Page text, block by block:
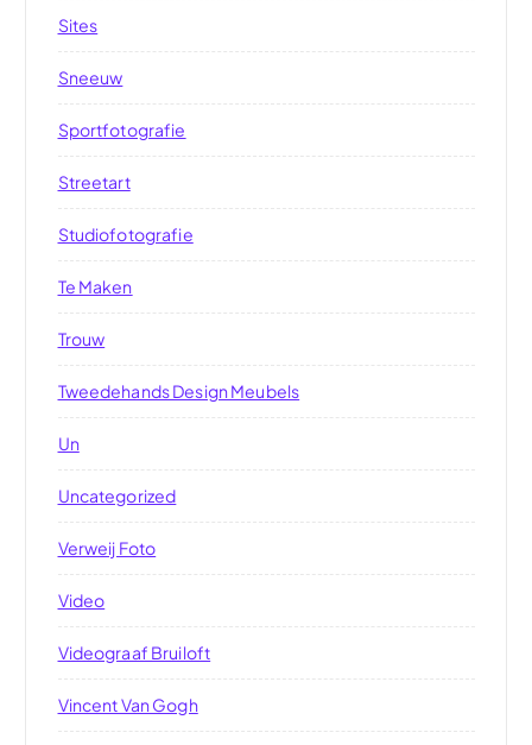
Sites
Sneeuw
Sportfotografie
Streetart
Studiofotografie
Te Maken
Trouw
Tweedehands Design Meubels
Un
Uncategorized
Verweij Foto
Video
Videograaf Bruiloft
Vincent Van Gogh